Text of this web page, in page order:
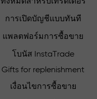
การเปิดบัญชีแบบทันที
แพลตฟอร์มการซื้อขาย
โบนัส InstaTrade
Gifts for replenishment
เงื่อนไขการซื้อขาย